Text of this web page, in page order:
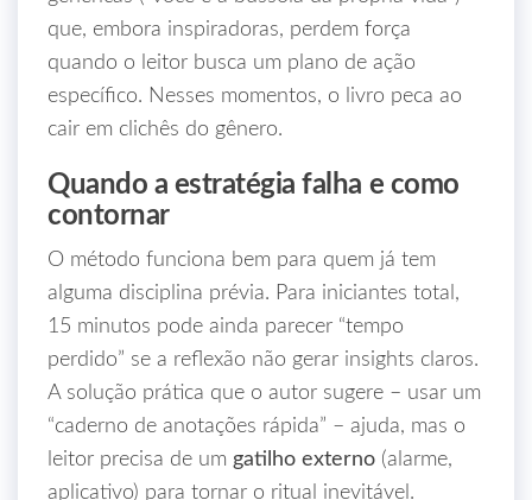
que, embora inspiradoras, perdem força
quando o leitor busca um plano de ação
específico. Nesses momentos, o livro peca ao
cair em clichês do gênero.
Quando a estratégia falha e como
contornar
O método funciona bem para quem já tem
alguma disciplina prévia. Para iniciantes total,
15 minutos pode ainda parecer “tempo
perdido” se a reflexão não gerar insights claros.
A solução prática que o autor sugere – usar um
“caderno de anotações rápida” – ajuda, mas o
leitor precisa de um gatilho externo (alarme,
aplicativo) para tornar o ritual inevitável.